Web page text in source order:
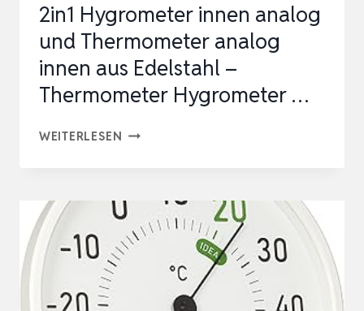
2in1 Hygrometer innen analog
und Thermometer analog
innen aus Edelstahl –
Thermometer Hygrometer …
WEITERLESEN 2IN1
ANALOG
UND
THERMOMETER